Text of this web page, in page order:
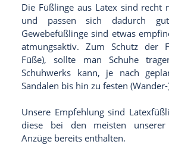
Die Füßlinge aus Latex sind recht
und passen sich dadurch
Gewebefüßlinge sind etwas
atmungsaktiv. Zum Schutz der
Füße), sollte man Schuhe
Schuhwerks kann, je nach
Sandalen bis hin zu festen
Unsere Empfehlung sind
diese bei den meisten unserer
Anzüge bereits enthalten.